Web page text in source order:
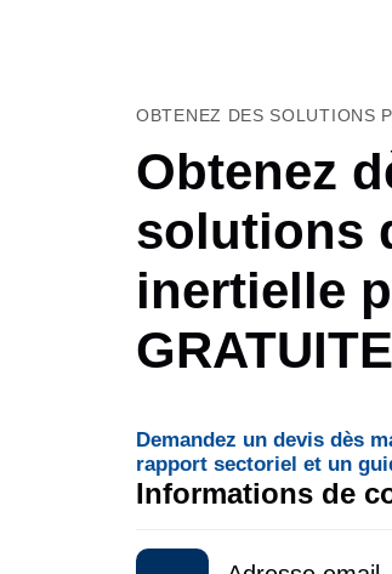
OBTENEZ DES SOLUTIONS
Obtenez
solutions
inertielle
Demandez un devis dès
rapport sectoriel et un
Informations de